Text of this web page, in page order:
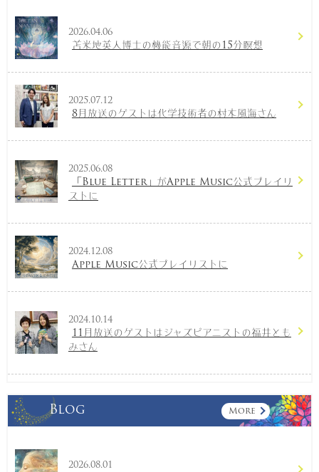
2026.04.06
苫米地英人博士の機能音源で朝の15分瞑想
2025.07.12
8月放送のゲストは化学技術者の村木風海さん
2025.06.08
「Blue Letter」がApple Music公式プレイリ
ストに
2024.12.08
Apple Music公式プレイリストに
2024.10.14
11月放送のゲストはジャズピアニストの福井とも
みさん
Blog More
2026.08.01